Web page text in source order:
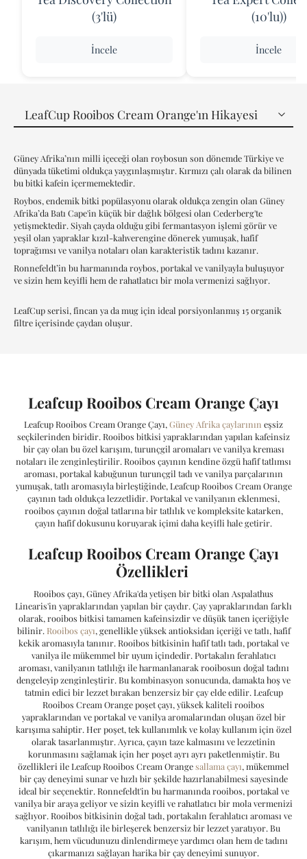
(3'lü)
İncele
(10'lu))
İncele
LeafCup Rooibos Cream Orange'ın Hikayesi
LeafCup Rooibos Cream Orange'ın Detayı
Güney Afrika’nın milli içeceği olan roybosun son dönemde Türkiye ve
dünyada tüketimi oldukça yaygınlaşmıştır. Kırmızı çalı olarak da bilinen
bu bitki kafein içermemektedir.
Roybos, endemik bitki popülasyonu olarak oldukça zengin olan Güney
Afrika’da Batı Cape'in küçük bir dağlık bölgesi olan Cederberg'te
yetişmektedir. Siyah çayda olduğu gibi fermantasyon işlemi görür ve
yeşil olan yapraklar kızıl-kahverengine dönerek yumuşak, hafif
toprağımsı ve vanilya notaları olan karakteristik tadını kazanır.
Ronnefeldt’in bu harmanında roybos, portakal ve vanilyayla buluşuyor
ve sizin hem keyifli hem de rahatlatıcı bir mola vermenizi sağlıyor.
LeafCup serisi, fincan ya da mug için ideal porsiyonlanmış 15 organik
filtre içerisinde çaydan oluşur.
Leafcup Rooibos Cream Orange Çayı
Leafcup Rooibos Cream Orange Çayı,Güney Afrika çaylarının eşsiz
seçkilerinden biridir. Rooibos bitkisi yapraklarından yapılan kafeinsiz
bir çay olan bu özel karışım, turunçgil aromaları ve vanilya kreması
notaları ile zenginleştirilir. Rooibos çayının kendine özgü hafif tatlımsı
aroması, portakal kabuğunun turunçgil tadı ve vanilya parçalarının
yumuşak, tatlı aromasıyla birleştiğinde, Leafcup Rooibos Cream Orange
çayının tadı oldukça lezzetlidir. Portakal ve vanilyanın eklenmesi,
rooibos çayının doğal tatlarına bir tatlılık ve kompleksite katarken,
çayın hafif dokusunu koruyarak içimi daha keyifli hale getirir.
Leafcup Rooibos Cream Orange Çayı
Özellikleri
Rooibos çayı, Güney Afrika'da yetişen bir bitki olan Aspalathus
Linearis'in yapraklarından yapılan bir çaydır. Çay yapraklarından farklı
olarak, rooibos bitkisi tamamen kafeinsizdir ve düşük tanen içeriğiyle
bilinir. Rooibos çayı, genellikle yüksek antioksidan içeriği ve tatlı, hafif
kekik aromasıyla tanınır. Rooibos bitkisinin hafif tatlı tadı, portakal ve
vanilya ile mükemmel bir uyum içindedir. Portakalın ferahlatıcı
aroması, vanilyanın tatlılığı ile harmanlanarak rooibosun doğal tadını
dengeleyip zenginleştirir. Bu kombinasyon sonucunda, damakta hoş ve
tatmin edici bir lezzet bırakan benzersiz bir çay elde edilir. Leafcup
Rooibos Cream Orange poşet çayı, yüksek kaliteli rooibos
yapraklarından ve portakal ve vanilya aromalarından oluşan özel bir
karışıma sahiptir. Her poşet, tek kullanımlık ve kolay kullanım için özel
olarak tasarlanmıştır. Ayrıca, çayın taze kalmasını ve lezzetinin
korunmasını sağlamak için her poşet ayrı ayrı paketlenmiştir. Bu
özellikleri ile Leafcup Rooibos Cream Orangesallama çayı, mükemmel
bir çay deneyimi sunar ve hızlı bir şekilde hazırlanabilmesi sayesinde
ideal bir seçenektir. Ronnefeldt'in bu harmanında rooibos, portakal ve
vanilya bir araya geliyor ve sizin keyifli ve rahatlatıcı bir mola vermenizi
sağlıyor. Rooibos bitkisinin doğal tadı, portakalın ferahlatıcı aroması ve
vanilyanın tatlılığı ile birleşerek benzersiz bir lezzet yaratıyor. Bu
karışım, hem vücudunuzu dinlendirmeye yardımcı olan hem de tadını
çıkarmanızı sağlayan harika bir çay deneyimi sunuyor.